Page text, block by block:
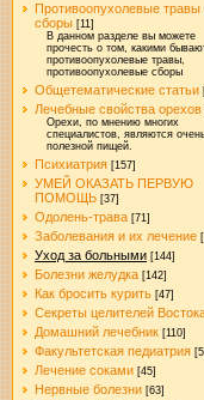
Противоопухолевые травы
сборы [11]
В данном разделе вы можете
прочесть о том, какими
противоопухолевые травы,
противоопухолевые сборы
Общетематические статьи
Лечебные свойства орехов
Орехи, по мнению многих
специалистов, являются
полезной пищей.
Психиатрия [157]
УМЕЙ ОКАЗАТЬ ПЕРВУЮ
ПОМОЩЬ [37]
Одолень-трава [71]
Заболевания и их лечение
Уход за больными [144]
Болезни желудка [142]
Как бросить курить [47]
Секреты целителей
Домашний лечебник [110]
Факультетская педиатрия
Лечение соками [45]
Нервные болезни [63]